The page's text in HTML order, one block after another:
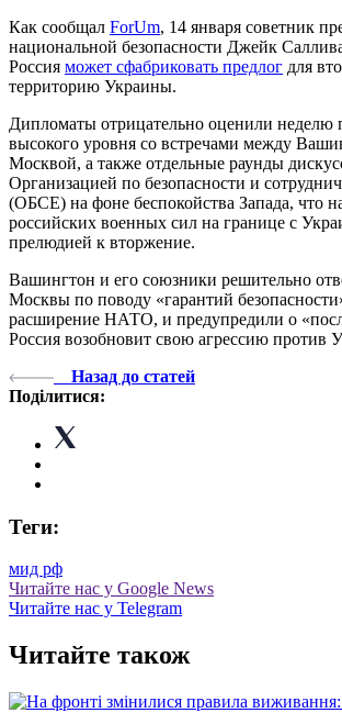
Как сообщал ForUm, 14 января советник
национальной безопасности Джейк
Россия может сфабриковать предлог для
территорию Украины.
Дипломаты отрицательно оценили неделю
высокого уровня со встречами между
Москвой, а также отдельные раунды
Организацией по безопасности и
(ОБСЕ) на фоне беспокойства Запада, что
российских военных сил на границе с
прелюдией к вторжение.
Вашингтон и его союзники решительно
Москвы по поводу «гарантий
расширение НАТО, и предупредили о
Россия возобновит свою агрессию против
Назад до статей
Поділитися:
Теги:
мид рф
Читайте нас у Google News
Читайте нас у Telegram
Читайте також